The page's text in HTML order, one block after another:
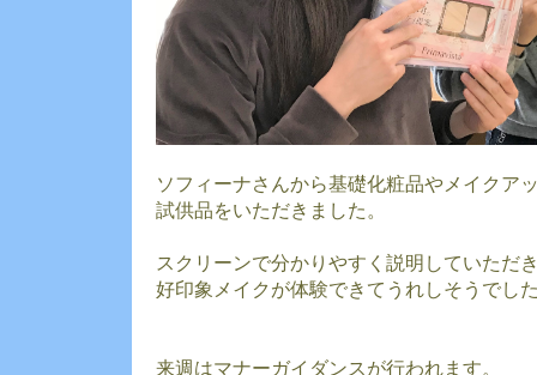
ソフィーナさんから基礎化粧品やメイクア
試供品をいただきました。
スクリーンで分かりやすく説明していただ
好印象メイクが体験できてうれしそうでし
来週はマナーガイダンスが行われます。